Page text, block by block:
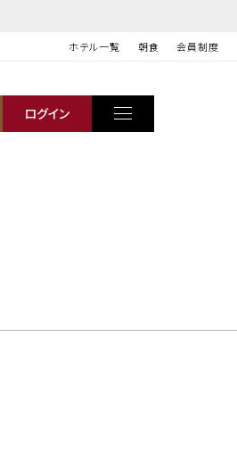
ホテル一覧 朝食 会員制度
ログイン